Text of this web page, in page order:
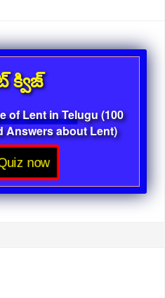
క్విజ్
of Lent in Telugu (100
Answers about Lent)
now